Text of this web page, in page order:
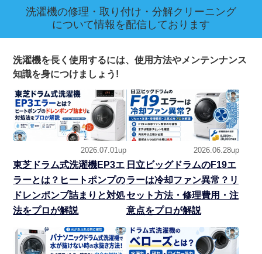
洗濯機の修理・取り付け・分解クリーニング
について情報を配信しております
洗濯機を長く使用するには、使用方法やメンテンナンス
知識を身につけましょう!
2026.07.01up
東芝ドラム式洗濯機EP3エ
ラーとは？ヒートポンプの
ドレンポンプ詰まりと対処
法をプロが解説
2026.06.28up
日立ビッグドラムのF19エ
ラーは冷却ファン異常？リ
セット方法・修理費用・注
意点をプロが解説